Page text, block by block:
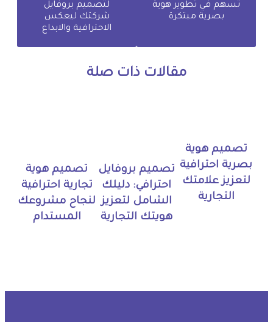
تُسهم في تطوير هوية
بصرية مبتكرة
لتصميم بروفايل
شركتك ليعكس
الاحترافية والابداع
مقالات ذات صلة
تصميم هوية
بصرية احترافية
لتعزيز علامتك
التجارية
تصميم بروفايل
احترافي: دليلك
الشامل لتعزيز
هويتك التجارية
تصميم هوية
تجارية احترافية
لنجاح مشروعك
المستدام